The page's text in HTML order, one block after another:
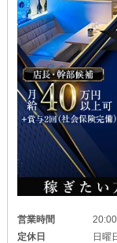
営業時間
定休日
日曜